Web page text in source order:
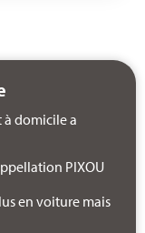
à domicile a
PIXOU
en voiture mais